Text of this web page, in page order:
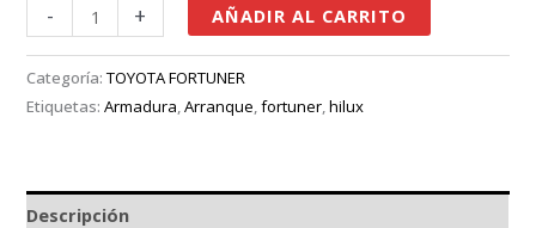
- + AÑADIR AL CARRITO
Categoría:TOYOTA FORTUNER
Etiquetas:Armadura,Arranque,fortuner,hilux
Descripción